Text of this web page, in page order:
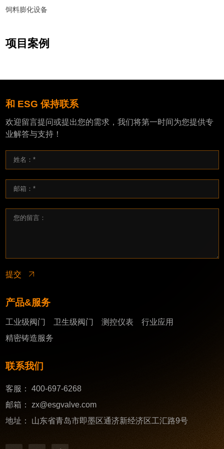
饲料膨化设备
项目案例
和 ESG 保持联系
欢迎留言提问或提出您的需求，我们将第一时间为您提供专
业解答与支持！
提交
产品&服务
工业级阀门 卫生级阀门 测控仪表
行业应用
精密铸造服务
联系我们
客服：
400-697-6268
邮箱：
zx@esgvalve.com
地址：
山东省青岛市即墨区通济新经济区工汇路9号